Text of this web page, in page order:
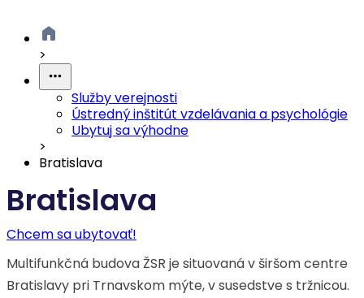
>
Služby verejnosti
Ústredný inštitút vzdelávania a psychológie
Ubytuj sa výhodne
>
Bratislava
Bratislava
Chcem sa ubytovať!
Multifunkčná budova ŽSR je situovaná v širšom centre
Bratislavy pri Trnavskom mýte, v susedstve s tržnicou.